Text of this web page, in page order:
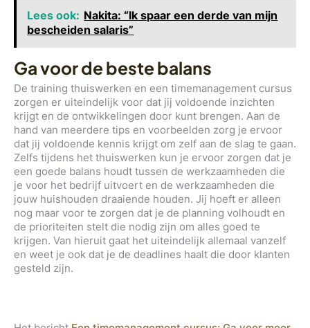
Lees ook: Nakita: “Ik spaar een derde van mijn
bescheiden salaris”
Ga voor de beste balans
De training thuiswerken en een timemanagement cursus
zorgen er uiteindelijk voor dat jij voldoende inzichten
krijgt en de ontwikkelingen door kunt brengen. Aan de
hand van meerdere tips en voorbeelden zorg je ervoor
dat jij voldoende kennis krijgt om zelf aan de slag te gaan.
Zelfs tijdens het thuiswerken kun je ervoor zorgen dat je
een goede balans houdt tussen de werkzaamheden die
je voor het bedrijf uitvoert en de werkzaamheden die
jouw huishouden draaiende houden. Jij hoeft er alleen
nog maar voor te zorgen dat je de planning volhoudt en
de prioriteiten stelt die nodig zijn om alles goed te
krijgen. Van hieruit gaat het uiteindelijk allemaal vanzelf
en weet je ook dat je de deadlines haalt die door klanten
gesteld zijn.